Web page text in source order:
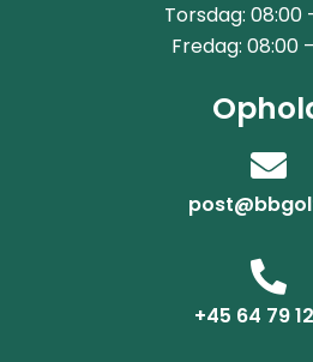
Torsdag: 08:00
Fredag: 08:00
+45 64 79